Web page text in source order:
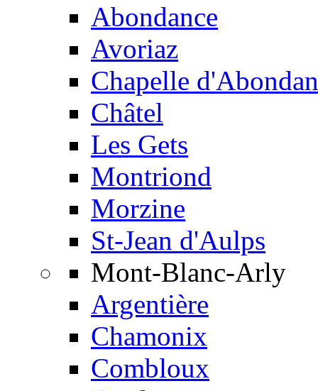
Abondance
Avoriaz
Chapelle
Châtel
Les Gets
Montriond
Morzine
St-Jean d'Aulps
Mont-Blanc-Arly
Argentière
Chamonix
Combloux